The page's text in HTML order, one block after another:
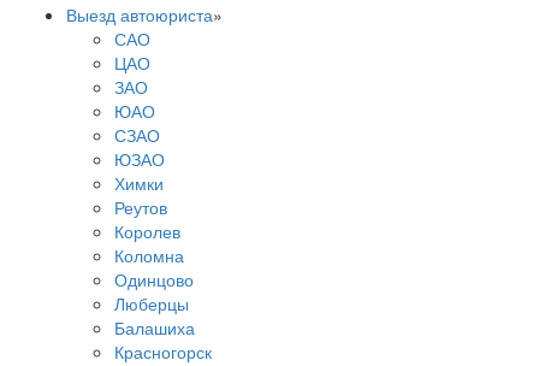
Выезд автоюриста»
САО
ЦАО
ЗАО
ЮАО
СЗАО
ЮЗАО
Химки
Реутов
Королев
Коломна
Одинцово
Люберцы
Балашиха
Красногорск